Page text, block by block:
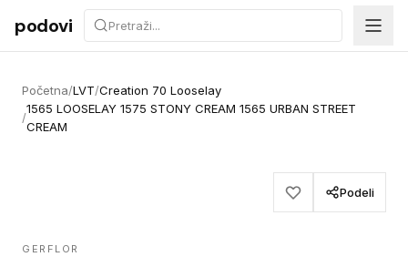
Preskoči na sadržaj
podovi
Početna/LVT/Creation 70 Looselay
/
1565 LOOSELAY 1575 STONY CREAM 1565 URBAN STREET
CREAM
Podeli
GERFLOR